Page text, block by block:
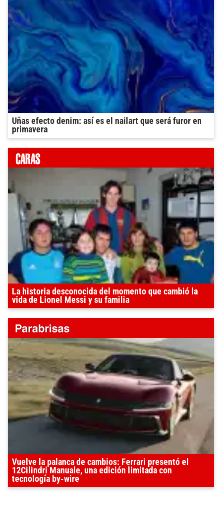
Uñas efecto denim: así es el nailart que será furor en
primavera
La historia desconocida del momento que cambió la
vida de Lionel Messi y su familia
Vuelve la palanca de cambios: Ferrari presentó el
12Cilindri Manuale, una edición limitada con
tecnología by-wire